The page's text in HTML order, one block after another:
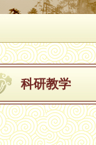
科研教学